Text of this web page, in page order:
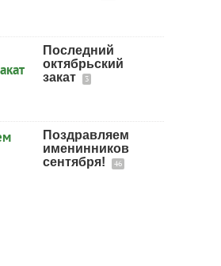
Последний
октябрьский
закат
3
Поздравляем
именинников
сентября!
46